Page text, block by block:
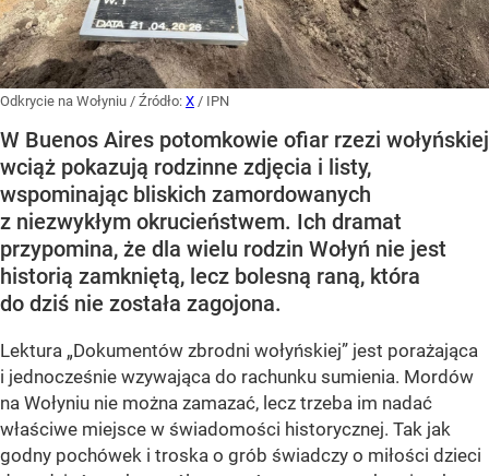
Odkrycie na Wołyniu / Źródło: X / IPN
W Buenos Aires potomkowie ofiar rzezi wołyńskiej
wciąż pokazują rodzinne zdjęcia i listy,
wspominając bliskich zamordowanych
z niezwykłym okrucieństwem. Ich dramat
przypomina, że dla wielu rodzin Wołyń nie jest
historią zamkniętą, lecz bolesną raną, która
do dziś nie została zagojona.
Lektura „Dokumentów zbrodni wołyńskiej” jest porażająca
i jednocześnie wzywająca do rachunku sumienia. Mordów
na Wołyniu nie można zamazać, lecz trzeba im nadać
właściwe miejsce w świadomości historycznej. Tak jak
godny pochówek i troska o grób świadczy o miłości dzieci